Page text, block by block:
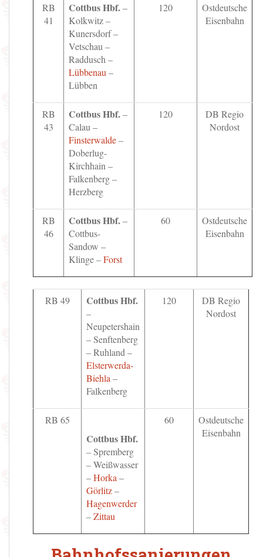
RB
41
Cottbus Hbf.–
Kolkwitz –
Kunersdorf –
Vetschau –
Raddusch –
Lübbenau–
Lübben
120
Ostdeutsche
Eisenbahn
RB
43
Cottbus Hbf.–
Calau –
Finsterwalde–
Doberlug-
Kirchhain –
Falkenberg –
Herzberg
120
DB Regio
Nordost
RB
46
Cottbus Hbf.–
Cottbus-
Sandow –
Klinge –Forst
60
Ostdeutsche
Eisenbahn
RB 49 Cottbus Hbf.
–
Neupetershain
– Senftenberg
– Ruhland –
Elsterwerda-
Biehla–
Falkenberg
120
DB Regio
Nordost
RB 65
Cottbus Hbf.
– Spremberg
– Weißwasser
–Horka–
Görlitz–
Hagenwerder
–Zittau
60
Ostdeutsche
Eisenbahn